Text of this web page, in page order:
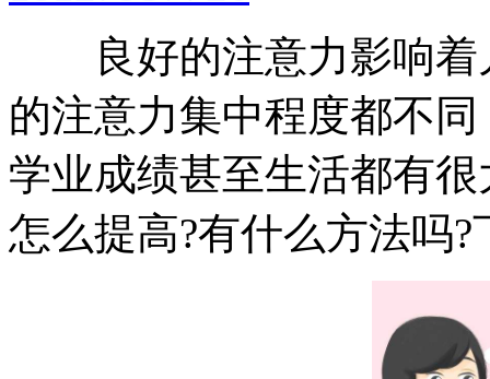
良好的注意力影响着
的注意力集中程度都不
学业成绩甚至生活都有
怎么提高?有什么方法吗